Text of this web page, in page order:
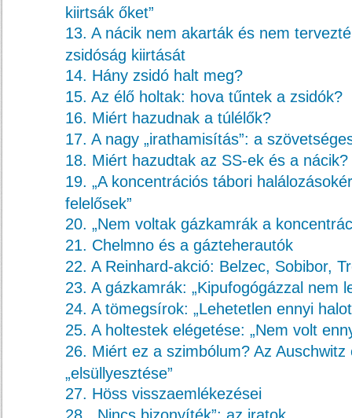
kiirtsák őket”
13. A nácik nem akarták és nem
zsidóság kiirtását
14. Hány zsidó halt meg?
15. Az élő holtak: hova tűntek a zsidók?
16. Miért hazudnak a túlélők?
17. A nagy „irathamisítás”: a
18. Miért hazudtak az SS-ek és a nácik?
19. „A koncentrációs tábori
felelősek”
20. „Nem voltak gázkamrák a
21. Chelmno és a gázteherautók
22. A Reinhard-akció: Belzec, Sobibor,
23. A gázkamrák: „Kipufogógázzal nem
24. A tömegsírok: „Lehetetlen ennyi
25. A holtestek elégetése: „Nem volt
26. Miért ez a szimbólum? Az Auschwitz
„elsüllyesztése”
27. Höss visszaemlékezései